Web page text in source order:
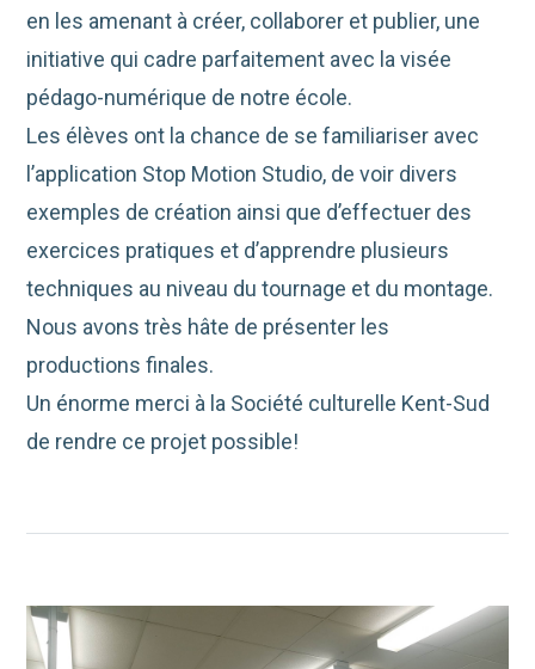
en les amenant à créer, collaborer et publier, une
initiative qui cadre parfaitement avec la visée
pédago-numérique de notre école.
Les élèves ont la chance de se familiariser avec
l’application Stop Motion Studio, de voir divers
exemples de création ainsi que d’effectuer des
exercices pratiques et d’apprendre plusieurs
techniques au niveau du tournage et du montage.
Nous avons très hâte de présenter les
productions finales.
Un énorme merci à la Société culturelle Kent-Sud
de rendre ce projet possible!